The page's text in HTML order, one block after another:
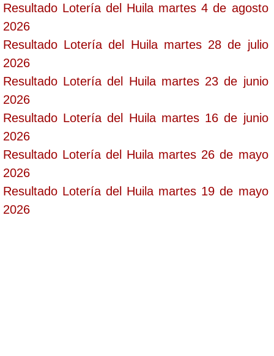
Resultado Lotería del Huila martes 4 de agosto
2026
Resultado Lotería del Huila martes 28 de julio
2026
Resultado Lotería del Huila martes 23 de junio
2026
Resultado Lotería del Huila martes 16 de junio
2026
Resultado Lotería del Huila martes 26 de mayo
2026
Resultado Lotería del Huila martes 19 de mayo
2026